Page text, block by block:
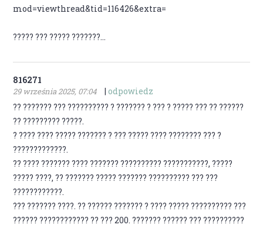
mod=viewthread&tid=116426&extra=
????? ??? ????? ???????...
816271
29 września 2025, 07:04 |odpowiedz
?? ??????? ??? ?????????? ? ??????? ? ??? ? ????? ??? ?? ??????
?? ????????? ?????.
? ???? ???? ????? ??????? ? ??? ????? ???? ???????? ??? ?
?????????????.
?? ???? ??????? ???? ??????? ?????????? ???????????, ?????
????? ????, ?? ??????? ????? ??????? ?????????? ??? ???
????????????.
??? ??????? ????. ?? ?????? ??????? ? ???? ????? ?????????? ???
?????? ???????????? ?? ??? 200. ??????? ?????? ??? ??????????